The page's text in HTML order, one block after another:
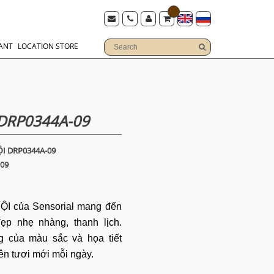
LOCATION STORE
09
DRP0344A-09
của Sensorial mang đến
nhẹ nhàng, thanh lịch.
của màu sắc và họa tiết
tươi mới mỗi ngày.